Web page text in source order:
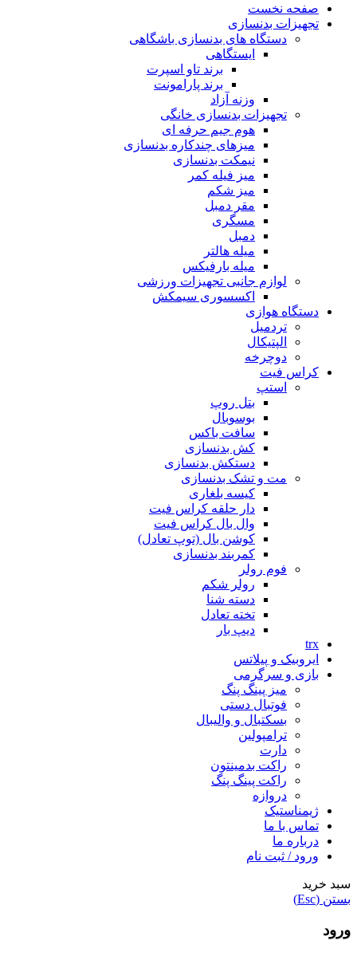
صفحه نخست
تجهیزات بدنسازی
دستگاه های بدنسازی باشگاهی
ایستگاهی
برند تاو اسپرت
برند پارامونت
وزنه آزاد
تجهیزات بدنسازی خانگی
هوم جیم حرفه ای
میزهای چندکاره بدنسازی
نیمکت بدنسازی
میز فیله کمر
میز شکم
مقر دمبل
مسگری
دمبل
میله هالتر
میله بارفیکس
لوازم جانبی تجهیزات ورزشی
اکسسوری سیمکش
دستگاه هوازی
تردمیل
الپتیکال
دوچرخه
کراس فیت
استپ
بتل روپ
بوسوبال
سافت باکس
کش بدنسازی
دستکش بدنسازی
مت و تشک بدنسازی
کیسه بلغاری
دار حلقه کراس فیت
وال بال کراس فیت
کوشن بال (توپ تعادل)
کمربند بدنسازی
فوم رولر
رولر شکم
دسته شنا
تخته تعادل
دیپ بار
trx
ایروبیک و پیلاتس
بازی و سرگرمی
میز پینگ پنگ
فوتبال دستی
بسکتبال و والیبال
ترامپولین
دارت
راکت بدمینتون
راکت پینگ پنگ
دروازه
ژیمناستیک
تماس با ما
درباره ما
ورود / ثبت نام
سبد خرید
بستن (Esc)
ورود